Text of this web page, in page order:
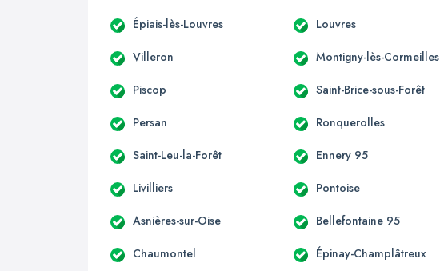
Épiais-lès-Louvres Louvres
Villeron Montigny-lès-Cormeilles
Piscop Saint-Brice-sous-Forêt
Persan Ronquerolles
Saint-Leu-la-Forêt Ennery 95
Livilliers Pontoise
Asnières-sur-Oise Bellefontaine 95
Chaumontel Épinay-Champlâtreux